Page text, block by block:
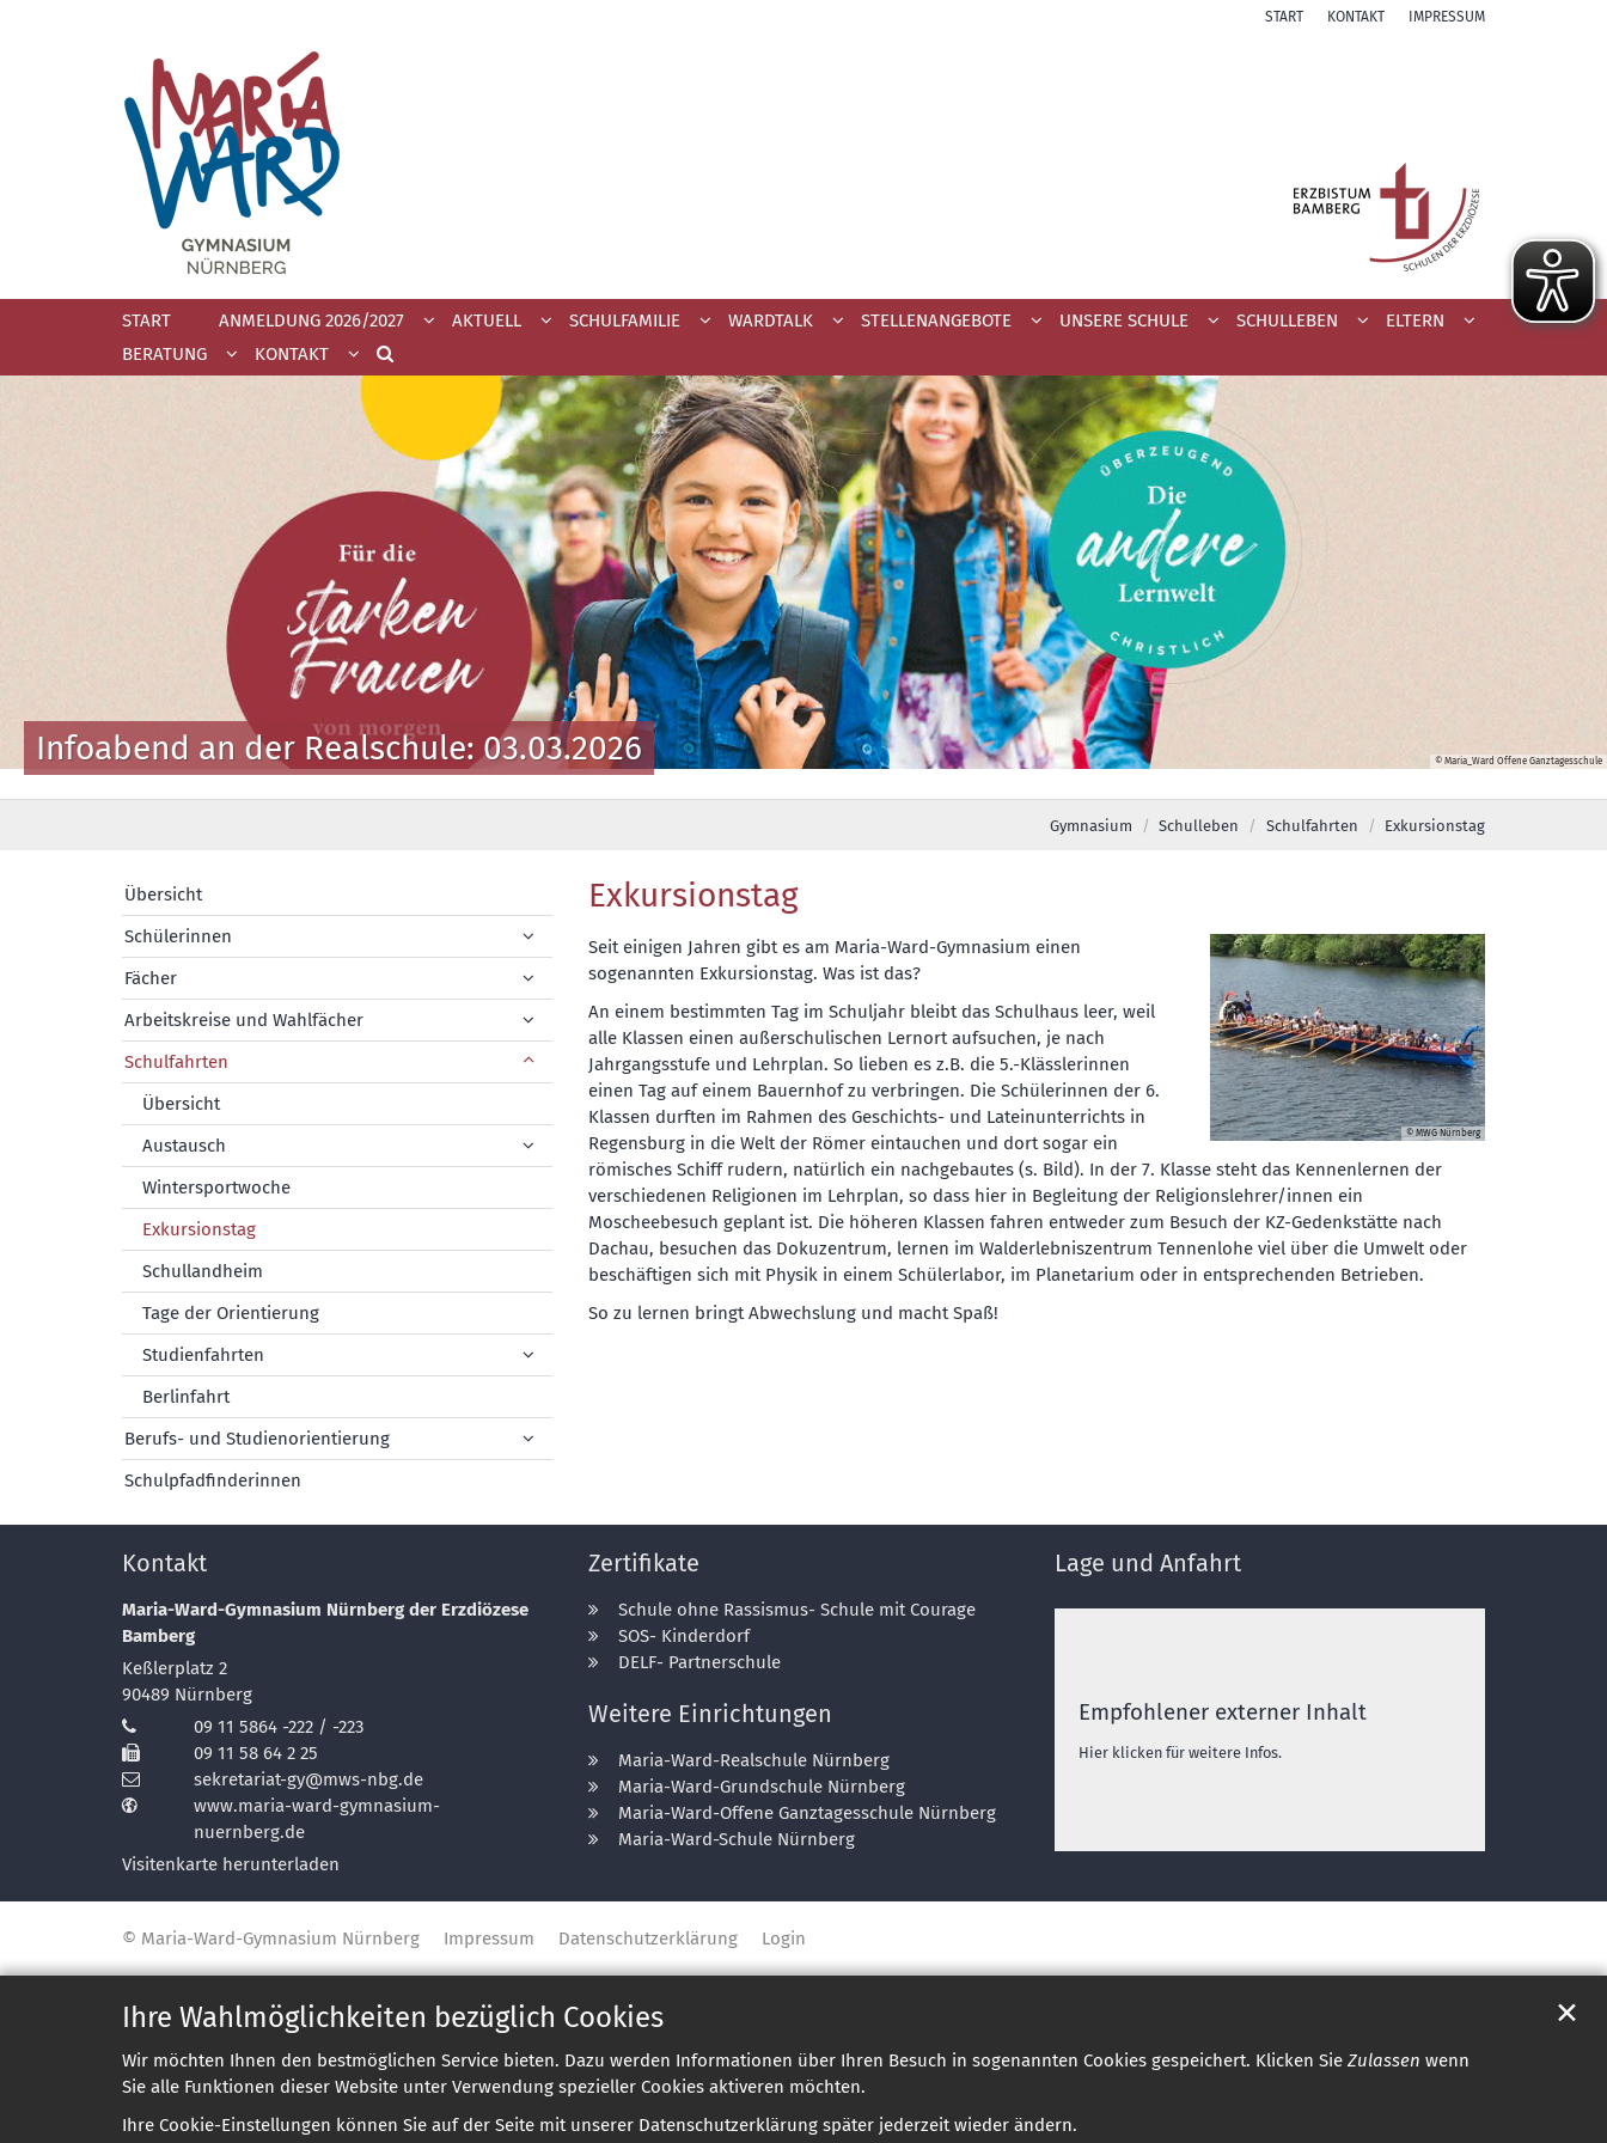
Ihre Wahlmöglichkeiten bezüglich Cookies
Wir möchten Ihnen den bestmöglichen Service bieten. Dazu werden Informationen über Ihren Besuch in sogenannten Cookies gespeichert. Klicken Sie Zulassen wenn
Sie alle Funktionen dieser Website unter Verwendung spezieller Cookies aktiveren möchten.
Ihre Cookie-Einstellungen können Sie auf der Seite mit unserer Datenschutzerklärung später jederzeit wieder ändern.
✕
START KONTAKT IMPRESSUM
START ANMELDUNG 2026/2027 AKTUELL SCHULFAMILIE WARDTALK STELLENANGEBOTE UNSERE SCHULE SCHULLEBEN
ELTERN
BERATUNG
KONTAKT
© Maria_Ward Offene Ganztagesschule
Infoabend an der Realschule: 03.03.2026
Gymnasium Schulleben Schulfahrten Exkursionstag
Exkursionstag
© MWG Nürnberg
Seit einigen Jahren gibt es am Maria-Ward-Gymnasium einen
sogenannten Exkursionstag. Was ist das?
An einem bestimmten Tag im Schuljahr bleibt das Schulhaus leer, weil
alle Klassen einen außerschulischen Lernort aufsuchen, je nach
Jahrgangsstufe und Lehrplan. So lieben es z.B. die 5.-Klässlerinnen
einen Tag auf einem Bauernhof zu verbringen. Die Schülerinnen der 6.
Klassen durften im Rahmen des Geschichts- und Lateinunterrichts in
Regensburg in die Welt der Römer eintauchen und dort sogar ein
römisches Schiff rudern, natürlich ein nachgebautes (s. Bild). In der 7. Klasse steht das Kennenlernen der
verschiedenen Religionen im Lehrplan, so dass hier in Begleitung der Religionslehrer/innen ein
Moscheebesuch geplant ist. Die höheren Klassen fahren entweder zum Besuch der KZ-Gedenkstätte nach
Dachau, besuchen das Dokuzentrum, lernen im Walderlebniszentrum Tennenlohe viel über die Umwelt oder
beschäftigen sich mit Physik in einem Schülerlabor, im Planetarium oder in entsprechenden Betrieben.
So zu lernen bringt Abwechslung und macht Spaß!
Übersicht
Schülerinnen
Fächer
Arbeitskreise und Wahlfächer
Schulfahrten
Übersicht
Austausch
Wintersportwoche
Exkursionstag
Schullandheim
Tage der Orientierung
Studienfahrten
Berlinfahrt
Berufs- und Studienorientierung
Schulpfadfinderinnen
Kontakt
Maria-Ward-Gymnasium Nürnberg der Erzdiözese
Bamberg
Keßlerplatz 2
90489 Nürnberg
09 11 5864 -222 / -223
09 11 58 64 2 25
sekretariat-gy@mws-nbg.de
www.maria-ward-gymnasium-
nuernberg.de
Visitenkarte herunterladen
Zertifikate
Schule ohne Rassismus- Schule mit Courage
SOS- Kinderdorf
DELF- Partnerschule
Weitere Einrichtungen
Maria-Ward-Realschule Nürnberg
Maria-Ward-Grundschule Nürnberg
Maria-Ward-Offene Ganztagesschule Nürnberg
Maria-Ward-Schule Nürnberg
Lage und Anfahrt
Empfohlener externer Inhalt
Hier klicken für weitere Infos.
© Maria-Ward-Gymnasium Nürnberg Impressum Datenschutzerklärung Login